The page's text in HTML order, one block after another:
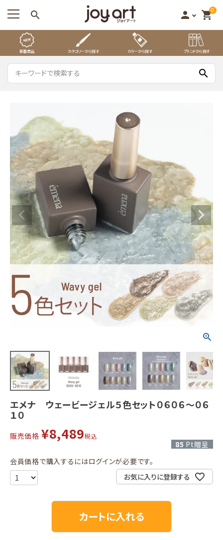
search person 0
shopping_cart
新着商品 カテゴリーから探す カラーから探す ブランドから探す
search
エメナ ウェービージェル５色セット０６０６～０６
１０
販売価格 ¥8,489税込
85 Pt贈呈
会員価格で購入するにはログインが必要です。
お気に入りに登録する
カートに入れる